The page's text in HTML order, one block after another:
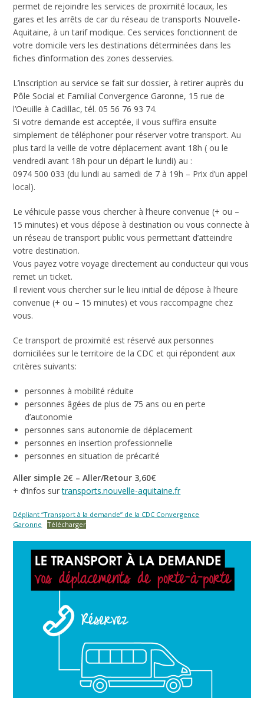
permet de rejoindre les services de proximité locaux, les
gares et les arrêts de car du réseau de transports Nouvelle-
Aquitaine, à un tarif modique. Ces services fonctionnent de
votre domicile vers les destinations déterminées dans les
fiches d’information des zones desservies.
L’inscription au service se fait sur dossier, à retirer auprès du
Pôle Social et Familial Convergence Garonne, 15 rue de
l’Oeuille à Cadillac, tél. 05 56 76 93 74.
Si votre demande est acceptée, il vous suffira ensuite
simplement de téléphoner pour réserver votre transport. Au
plus tard la veille de votre déplacement avant 18h ( ou le
vendredi avant 18h pour un départ le lundi) au :
0974 500 033 (du lundi au samedi de 7 à 19h – Prix d’un appel
local).
Le véhicule passe vous chercher à l’heure convenue (+ ou –
15 minutes) et vous dépose à destination ou vous connecte à
un réseau de transport public vous permettant d’atteindre
votre destination.
Vous payez votre voyage directement au conducteur qui vous
remet un ticket.
Il revient vous chercher sur le lieu initial de dépose à l’heure
convenue (+ ou – 15 minutes) et vous raccompagne chez
vous.
Ce transport de proximité est réservé aux personnes
domiciliées sur le territoire de la CDC et qui répondent aux
critères suivants:
personnes à mobilité réduite
personnes âgées de plus de 75 ans ou en perte
d’autonomie
personnes sans autonomie de déplacement
personnes en insertion professionnelle
personnes en situation de précarité
Aller simple 2€ – Aller/Retour 3,60€
+ d’infos surtransports.nouvelle-aquitaine.fr
Dépliant “Transport à la demande” de la CDC Convergence
Garonne
Télécharger